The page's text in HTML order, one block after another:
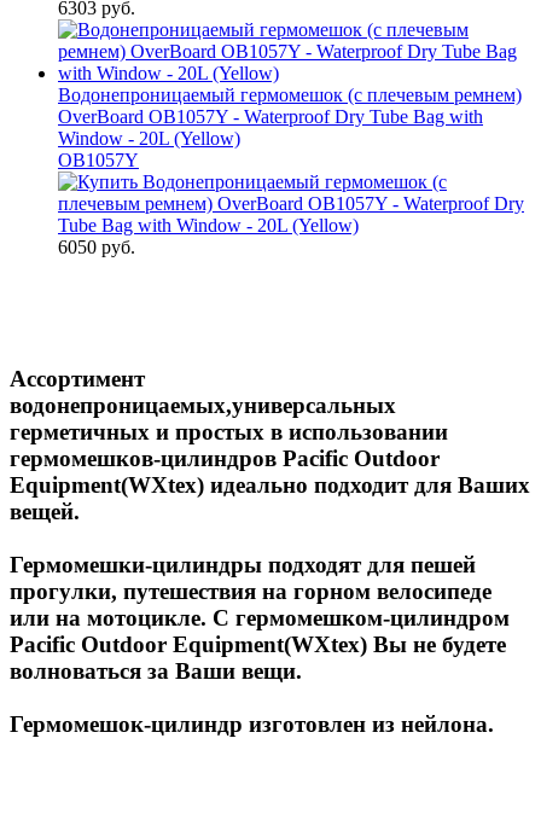
6303 руб.
Водонепроницаемый гермомешок (с плечевым ремнем)
OverBoard OB1057Y - Waterproof Dry Tube Bag with
Window - 20L (Yellow)
OB1057Y
6050 руб.
Ассортимент
водонепроницаемых,универсальных
герметичных и простых в использовании
гермомешков-цилиндров Pacific Outdoor
Equipment(WXtex) идеально подходит для Ваших
вещей.
Гермомешки-цилиндры подходят для пешей
прогулки, путешествия на горном велосипеде
или на мотоцикле. С гермомешком-цилиндром
Pacific Outdoor Equipment(WXtex) Вы не будете
волноваться за Ваши вещи.
Гермомешок-цилиндр изготовлен из нейлона.